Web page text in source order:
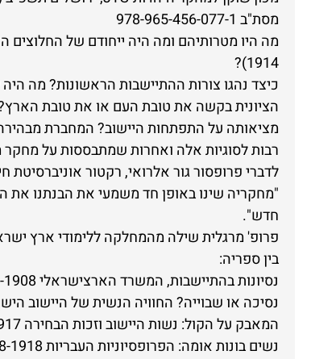
מסת"ב 978-965-456-077-1
1914)?
כיצד נהגו צורות ההתיישבות הראשונות? מה
הציונית בקשה את טובת העם או את טובת
מציאותה על התפתחות היישוב? המחברת
רבות לסוגיות אלה ואחרות שמתבססות על
לדברי פרופסור גור אלרואי, רקטור אוניברסיטת
"מחקריה שינו באופן חד משמעי את הבנתנו את
חדש".
פרופ' מרגלית שילה מהמחלקה ללימודי ארץ
בין ספריה:
נסיונות בהתיישבות, המשרד הארצישראלי 1914-1908 (זוכה פרס רופין);
נסיכה או שבוייה? החוויה הנשית של היישוב
המאבק על הקול: נשות היישוב וזכות הבחירה 1926-1917;
נשים בונות אומה: הפרופסיוניות העבריות 1948-1918.